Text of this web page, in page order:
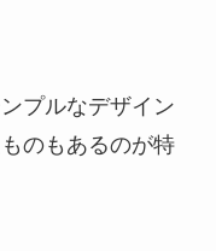
プルなデザイン
のもあるのが特